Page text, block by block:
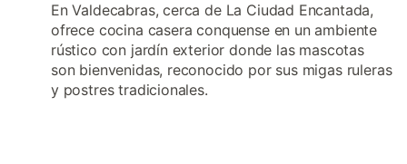
En Valdecabras, cerca de La Ciudad Encantada,
ofrece cocina casera conquense en un ambiente
rústico con jardín exterior donde las mascotas
son bienvenidas, reconocido por sus migas ruleras
y postres tradicionales.